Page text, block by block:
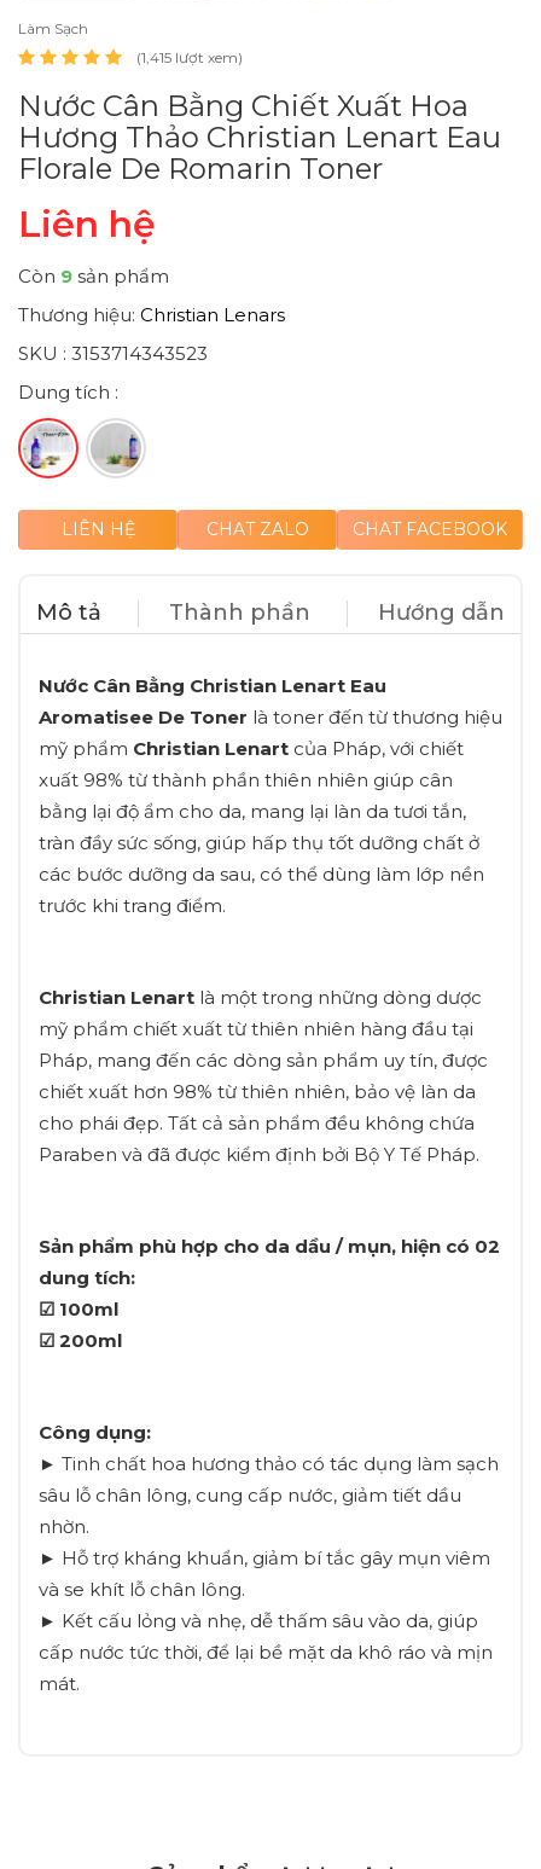
Làm Sạch
(1,415 lượt xem)
Nước Cân Bằng Chiết Xuất Hoa
Hương Thảo Christian Lenart Eau
Florale De Romarin Toner
Liên hệ
Còn 9 sản phẩm
Thương hiệu: Christian Lenars
SKU : 3153714343523
Dung tích :
LIÊN HỆ CHAT ZALO CHAT FACEBOOK
Mô tả Thành phần Hướng dẫn
Nước Cân Bằng Christian Lenart Eau
Aromatisee De Toner là toner đến từ thương hiệu
mỹ phẩm Christian Lenart của Pháp, với chiết
xuất 98% từ thành phần thiên nhiên giúp cân
bằng lại độ ẩm cho da, mang lại làn da tươi tắn,
tràn đầy sức sống, giúp hấp thụ tốt dưỡng chất ở
các bước dưỡng da sau, có thể dùng làm lớp nền
trước khi trang điểm.
Christian Lenart là một trong những dòng dược
mỹ phẩm chiết xuất từ thiên nhiên hàng đầu tại
Pháp, mang đến các dòng sản phẩm uy tín, được
chiết xuất hơn 98% từ thiên nhiên, bảo vệ làn da
cho phái đẹp. Tất cả sản phẩm đều không chứa
Paraben và đã được kiểm định bởi Bộ Y Tế Pháp.
Sản phẩm phù hợp cho da dầu / mụn, hiện có 02
dung tích:
☑ 100ml
☑ 200ml
Công dụng:
► Tinh chất hoa hương thảo có tác dụng làm sạch
sâu lỗ chân lông, cung cấp nước, giảm tiết dầu
nhờn.
► Hỗ trợ kháng khuẩn, giảm bí tắc gây mụn viêm
và se khít lỗ chân lông.
► Kết cấu lỏng và nhẹ, dễ thấm sâu vào da, giúp
cấp nước tức thời, để lại bề mặt da khô ráo và mịn
mát.